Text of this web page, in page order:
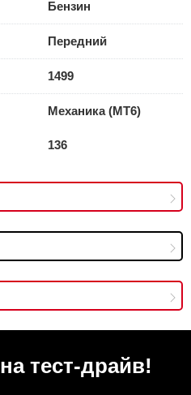
Бензин
Передний
1499
Механика (MT6)
136
тест-драйв!